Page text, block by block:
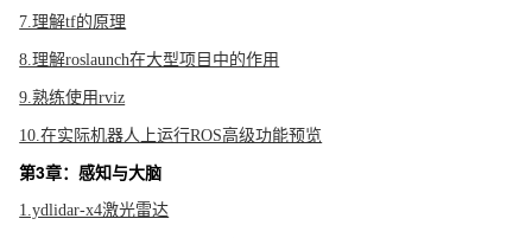
7.理解tf的原理
8.理解roslaunch在大型项目中的作用
9.熟练使用rviz
10.在实际机器人上运行ROS高级功能预览
第3章：感知与大脑
1.ydlidar-x4激光雷达